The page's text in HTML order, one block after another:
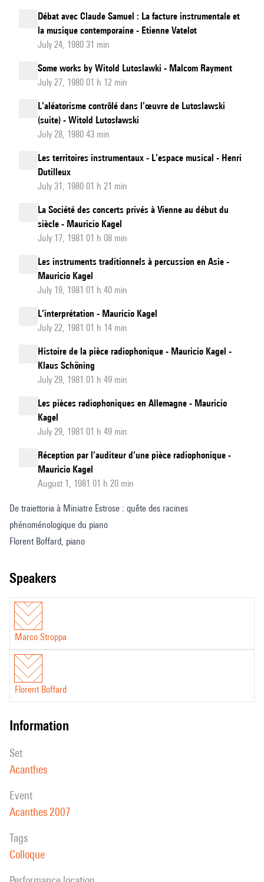
Débat avec Claude Samuel : La facture instrumentale et
la musique contemporaine - Etienne Vatelot
July 24, 1980 31 min
Some works by Witold Lutoslawki - Malcom Rayment
July 27, 1980 01 h 12 min
L’aléatorisme contrôlé dans l’œuvre de Lutoslawski
(suite) - Witold Lutosławski
July 28, 1980 43 min
Les territoires instrumentaux - L’espace musical - Henri
Dutilleux
July 31, 1980 01 h 21 min
La Société des concerts privés à Vienne au début du
siècle - Mauricio Kagel
July 17, 1981 01 h 08 min
Les instruments traditionnels à percussion en Asie -
Mauricio Kagel
July 19, 1981 01 h 40 min
L’interprétation - Mauricio Kagel
July 22, 1981 01 h 14 min
Histoire de la pièce radiophonique - Mauricio Kagel -
Klaus Schöning
July 29, 1981 01 h 49 min
Les pièces radiophoniques en Allemagne - Mauricio
Kagel
July 29, 1981 01 h 49 min
Réception par l’auditeur d’une pièce radiophonique -
Mauricio Kagel
August 1, 1981 01 h 20 min
De traiettoria à Miniatre Estrose : quête des racines
phénoménologique du piano
Florent Boffard, piano
speakers
Marco Stroppa
Florent Boffard
information
set
Acanthes
event
Acanthes 2007
Tags
Colloque